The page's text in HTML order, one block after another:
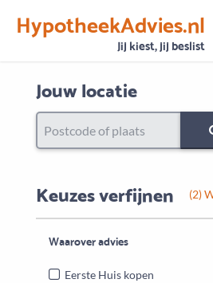
HypotheekAdvies.nl
Jij kiest, jij beslist
VertrouwenAlle basisgegevens
Jouw locatie
Keuzes verfijnen (2)
Waarover advies
Eerste Huis kopen